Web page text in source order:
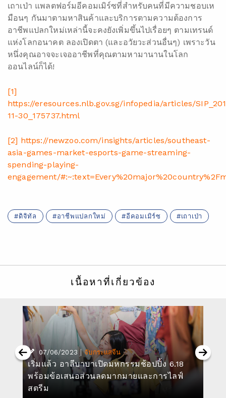
เถาเป่า แพลตฟอร์มอีคอมเมิร์ซที่สำหรับคนที่มีความชอบเห
มือนๆ กันมาตามหาสินค้าและบริการตามความต้องการ
อาชีพแปลกใหม่เหล่านี้จะคงยังเพิ่มขึ้นไปเรื่อยๆ ตามเทรนด์
แห่งโลกอนาคต ลองเปิดตา (และอวัยวะส่วนอื่นๆ) เพราะวัน
หนึ่งคุณอาจจะเจออาชีพที่คุณตามหามานานในโลก
ออนไลน์ก็ได้!
[1]
https://eresources.nlb.gov.sg/infopedia/articles/
11-30_175737.html
[2] https://newzoo.com/insights/articles/southeast-
asia-games-market-esports-game-streaming-
spending-playing-
engagement/
ดิจิทัล อาชีพแปลกใหม่ อีคอมเมิร์ซ เถาเป่า
เนื้อหาที่เกี่ยวข้อง
07/06/2023 | จับกระแสจีน
เริ่มแล้ว อาลีบาบาเปิดมหกรรมช้อปปิ้ง 6.18
พร้อมข้อเสนอส่วนลดมากมายและการไลฟ์
สตรีม